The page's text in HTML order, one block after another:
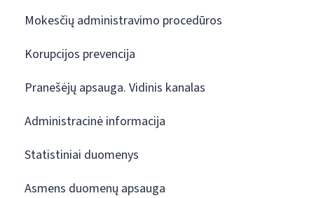
Mokesčių administravimo procedūros
Korupcijos prevencija
Pranešėjų apsauga. Vidinis kanalas
Administracinė informacija
Statistiniai duomenys
Asmens duomenų apsauga